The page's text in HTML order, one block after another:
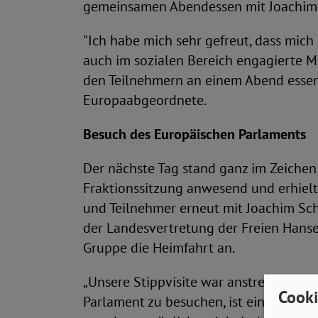
gemeinsamen Abendessen mit
"Ich habe mich sehr gefreut, dass
auch im sozialen Bereich engagierte
den Teilnehmern an einem Abend
Europaabgeordnete.
Besuch des Europäischen Parlaments
Der nächste Tag stand ganz im
Fraktionssitzung anwesend und
und Teilnehmer erneut mit Joachim
der Landesvertretung der Freien
Gruppe die Heimfahrt an.
„Unsere Stippvisite war anstrengend,
Parlament zu besuchen, ist eine